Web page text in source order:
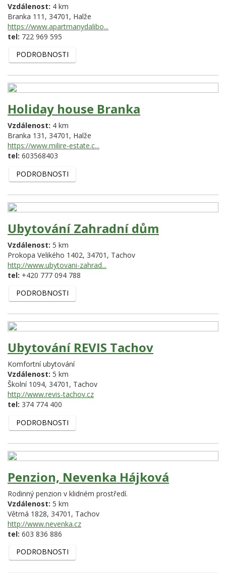
Vzdálenost: 4 km
Branka 111, 34701, Halže
https://www.apartmanydalibo...
tel: 722 969 595
PODROBNOSTI
Holiday house Branka
Vzdálenost: 4 km
Branka 131, 34701, Halže
https://www.milire-estate.c...
tel: 603568403
PODROBNOSTI
Ubytování Zahradní dům
Vzdálenost: 5 km
Prokopa Velikého 1402, 34701, Tachov
http://www.ubytovani-zahrad...
tel: +420 777 094 788
PODROBNOSTI
Ubytování REVIS Tachov
Komfortní ubytování
Vzdálenost: 5 km
Školní 1094, 34701, Tachov
http://www.revis-tachov.cz
tel: 374 774 400
PODROBNOSTI
Penzion, Nevenka Hájková
Rodinný penzion v klidném prostředí.
Vzdálenost: 5 km
Větrná 1828, 34701, Tachov
http://www.nevenka.cz
tel: 603 836 886
PODROBNOSTI